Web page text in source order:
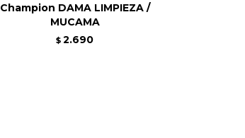
Champion DAMA LIMPIEZA /
MUCAMA
$ 2.690